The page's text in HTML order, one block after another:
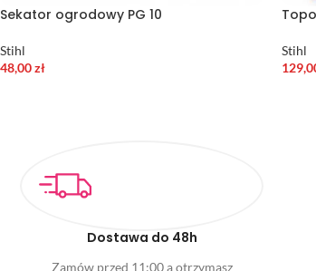
Sekator ogrodowy PG 10
Stihl
48,00zł
Stihl
Dostawa do 48h
Zamów przed 11:00 a otrzymasz